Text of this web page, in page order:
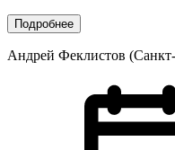
Подробнее
Андрей Феклистов